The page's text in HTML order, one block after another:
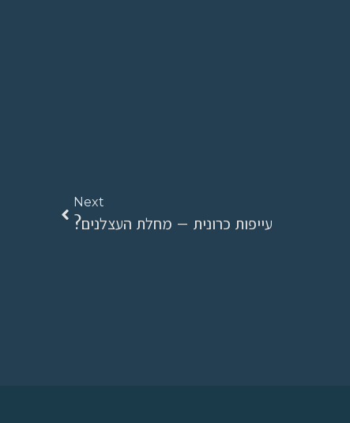
Next
עייפות כרונית – מחלת העצלנים?